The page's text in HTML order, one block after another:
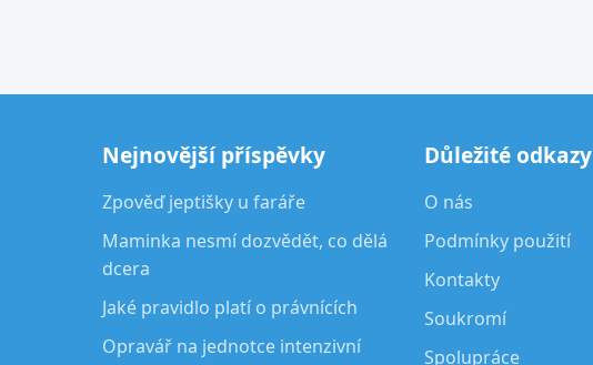
Nejnovější příspěvky
Zpověď jeptišky u faráře
Maminka nesmí dozvědět, co dělá
dcera
Jaké pravidlo platí o právnících
Opravář na jednotce intenzivní
Důležité odkazy
O nás
Podmínky použití
Kontakty
Soukromí
Spolupráce